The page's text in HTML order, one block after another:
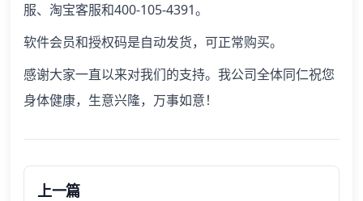
服、淘宝客服和400-105-4391。
软件会员和授权码是自动发货，可正常购买。
感谢大家一直以来对我们的支持。我公司全体同仁祝您
身体健康，生意兴隆，万事如意！
上一篇